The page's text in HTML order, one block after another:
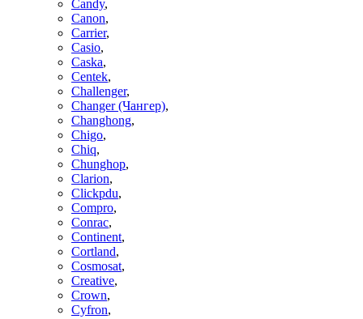
Candy,
Canon,
Carrier,
Casio,
Caska,
Centek,
Challenger,
Changer (Чангер),
Changhong,
Chigo,
Chiq,
Chunghop,
Clarion,
Clickpdu,
Compro,
Conrac,
Continent,
Cortland,
Cosmosat,
Creative,
Crown,
Cyfron,